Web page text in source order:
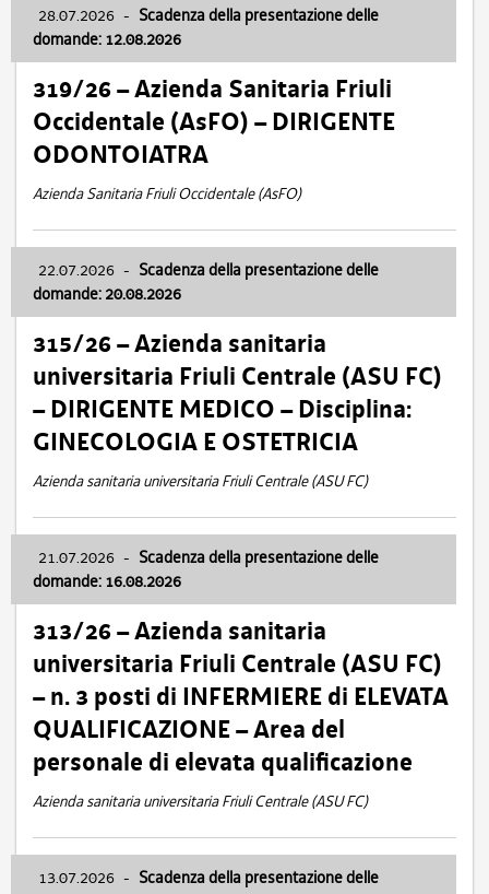
28.07.2026 - Scadenza della presentazione delle
domande: 12.08.2026
319/26 – Azienda Sanitaria Friuli
Occidentale (AsFO) – DIRIGENTE
ODONTOIATRA
Azienda Sanitaria Friuli Occidentale (AsFO)
22.07.2026 - Scadenza della presentazione delle
domande: 20.08.2026
315/26 – Azienda sanitaria
universitaria Friuli Centrale (ASU FC)
– DIRIGENTE MEDICO – Disciplina:
GINECOLOGIA E OSTETRICIA
Azienda sanitaria universitaria Friuli Centrale (ASU FC)
21.07.2026 - Scadenza della presentazione delle
domande: 16.08.2026
313/26 – Azienda sanitaria
universitaria Friuli Centrale (ASU FC)
– n. 3 posti di INFERMIERE di ELEVATA
QUALIFICAZIONE – Area del
personale di elevata qualificazione
Azienda sanitaria universitaria Friuli Centrale (ASU FC)
13.07.2026 - Scadenza della presentazione delle